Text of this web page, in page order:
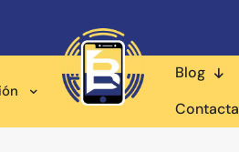
Blog
Contacta